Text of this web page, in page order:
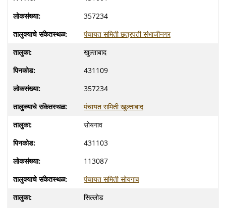
357234
पंचायत समिती छत्रपती संभाजीनगर
खुल्ताबाद
431109
357234
पंचायत समिती खुल्ताबाद
सोयगाव
431103
113087
पंचायत समिती सोयगाव
सिल्लोड